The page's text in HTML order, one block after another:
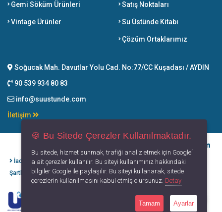
Gemi Söküm Ürünleri
Vintage Ürünler
Satış Noktaları
Su Üstünde Kitabı
Çözüm Ortaklarımız
Soğucak Mah. Davutlar Yolu Cad. No:77/CC Kuşadası / AYDIN
90 539 934 80 83
info@suustunde.com
İletişim
İade İptal
Şartları
Kişisel Verilerin
Korunması
Gizlilik
Politikası
Kullanım
Koşulları
🍪 Bu Sitede Çerezler Kullanılmaktadır.
Bu sitede, hizmet sunmak, trafiği analiz etmek için Google´
a ait çerezler kullanılır. Bu siteyi kullanımınız hakkındaki
bilgiler Google ile paylaşılır. Bu siteyi kullanarak, sitede
çerezlerin kullanılmasını kabul etmiş olursunuz. Detay
Tamam Ayarlar